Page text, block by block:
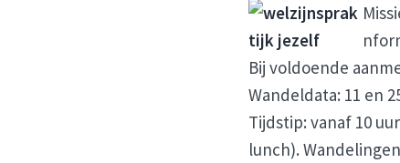
Bij voldoende
Wandeldata: 11 en
Tijdstip: vanaf 10
lunch).